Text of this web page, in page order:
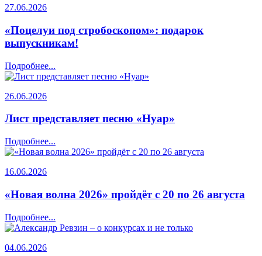
27.06.2026
«Поцелуи под стробоскопом»: подарок
выпускникам!
Подробнее...
26.06.2026
Лист представляет песню «Нуар»
Подробнее...
16.06.2026
«Новая волна 2026» пройдёт с 20 по 26 августа
Подробнее...
04.06.2026